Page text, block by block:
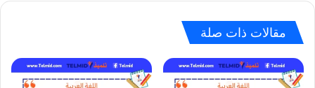
مقالات ذات صلة